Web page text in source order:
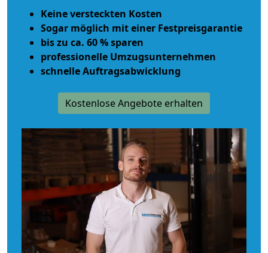
Keine versteckten Kosten
Sogar möglich mit einer Festpreisgarantie
bis zu ca. 60 % sparen
professionelle Umzugsunternehmen
schnelle Auftragsabwicklung
Kostenlose Angebote erhalten